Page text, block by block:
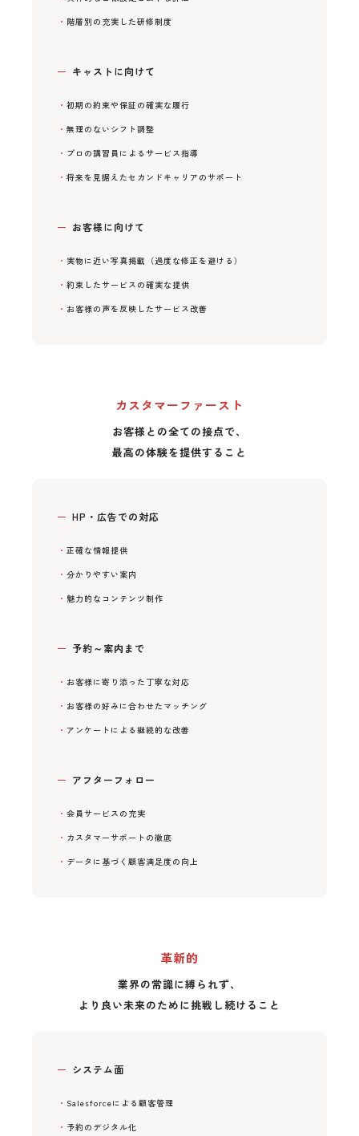
階層別の充実した研修制度
キャストに向けて
初期の約束や保証の確実な履行
無理のないシフト調整
プロの講習員によるサービス指導
将来を見据えたセカンドキャリアのサポート
お客様に向けて
実物に近い写真掲載（過度な修正を避ける）
約束したサービスの確実な提供
お客様の声を反映したサービス改善
カスタマーファースト
お客様との全ての接点で、
最高の体験を提供すること
HP・広告での対応
正確な情報提供
分かりやすい案内
魅力的なコンテンツ制作
予約～案内まで
お客様に寄り添った丁寧な対応
お客様の好みに合わせたマッチング
アンケートによる継続的な改善
アフターフォロー
会員サービスの充実
カスタマーサポートの徹底
データに基づく顧客満足度の向上
革新的
業界の常識に縛られず、
より良い未来のために挑戦し続けること
システム面
Salesforceによる顧客管理
予約のデジタル化